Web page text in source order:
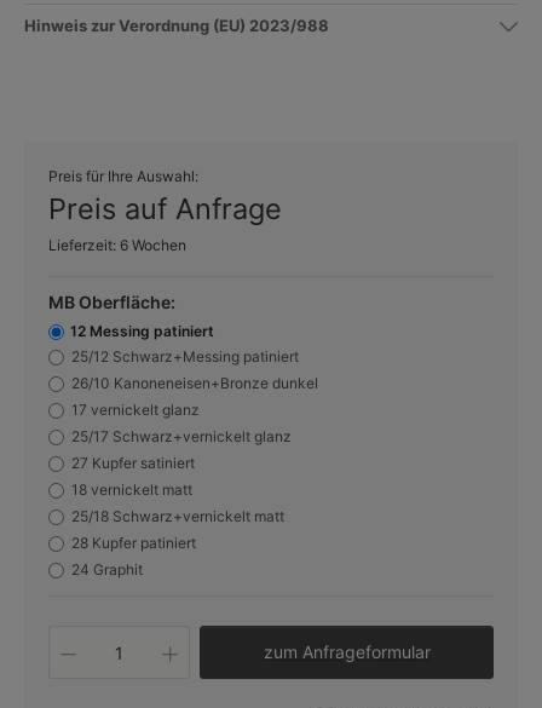
Hinweis zur Verordnung (EU) 2023/988
Preis für Ihre Auswahl:
Preis auf Anfrage
Lieferzeit: 6 Wochen
MB Oberfläche:
12 Messing patiniert
25/12 Schwarz+Messing patiniert
26/10 Kanoneneisen+Bronze dunkel
17 vernickelt glanz
25/17 Schwarz+vernickelt glanz
27 Kupfer satiniert
18 vernickelt matt
25/18 Schwarz+vernickelt matt
28 Kupfer patiniert
24 Graphit
Produkt Anzahl: Gib den
zum Anfrageformular